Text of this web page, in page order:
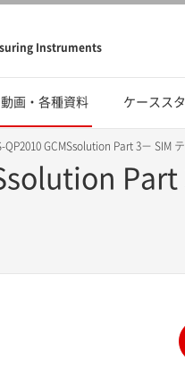
Instruments
動画・各種資料 ケースス
QP2010 GCMSsolution Part 3－ SIM